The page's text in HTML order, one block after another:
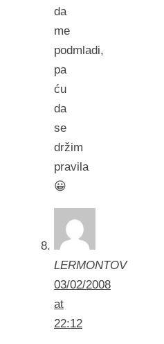
da
me
podmladi,
pa
ću
da
se
držim
pravila
😀
LERMONTOV
03/02/2008
at
22:12